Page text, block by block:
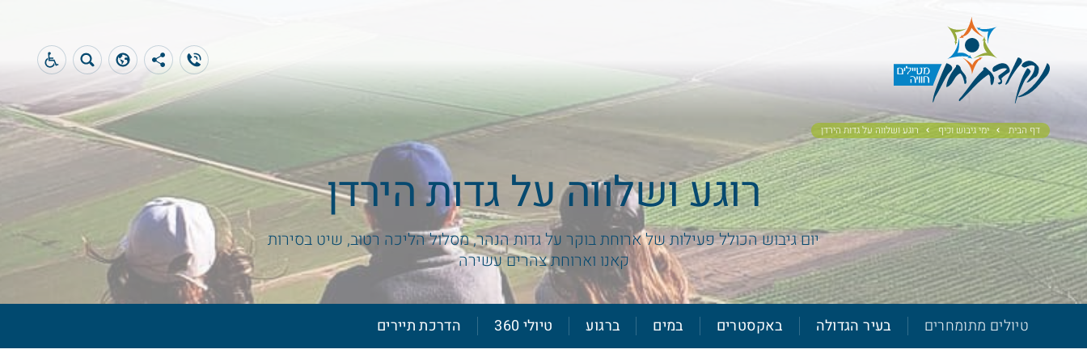
דף הבית ימי גיבוש וכיף רוגע ושלווה על גדות הירדן
רוגע ושלווה על גדות הירדן
יום גיבוש הכולל פעילות של ארוחת בוקר על גדות הנהר, מסלול הליכה רטוב, שיט בסירות
קאנו וארוחת צהרים עשירה
טיולים מתומחרים בעיר הגדולה באקסטרים במים ברגוע טיולי 360 הדרכת תיירים